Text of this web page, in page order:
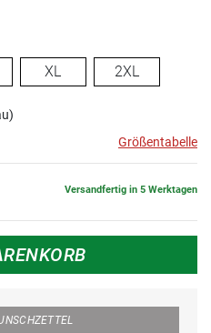
XL 2XL
Größentabelle
Versandfertig in 5 Werktagen